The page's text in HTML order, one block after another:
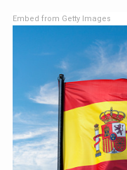
Embed from Getty Images